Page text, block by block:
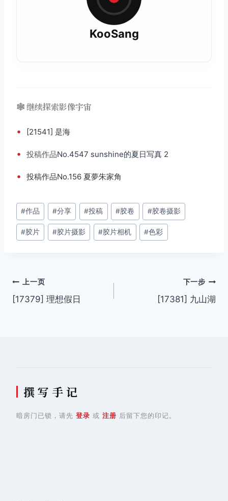
KooSang
🕸️ 继续探索影像宇宙
• [21541] 是海
• 投稿作品No.4547 sunshine的夏日写真 2
• 投稿作品No.156 夏夢朱家角
文
章
标
#作品 #分享 #投稿 #胶卷 #胶卷摄影
#胶片 #胶片摄影 #胶片相机 #色彩
文
章
上一页
[17379] 理想假日
下一步
[17381] 九山湖
撰 写 手 记
暗房门已锁，请先 登录 或 注册 后留下您的印记。